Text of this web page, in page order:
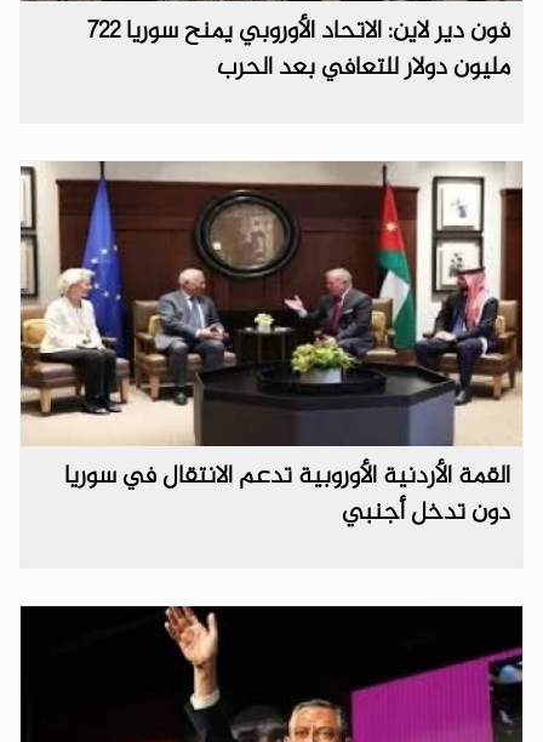
فون دير لاين: الاتحاد الأوروبي يمنح سوريا 722
مليون دولار للتعافي بعد الحرب
القمة الأردنية الأوروبية تدعم الانتقال في سوريا
دون تدخل أجنبي